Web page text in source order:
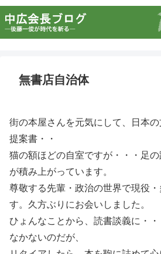
無書店自治体
街の本屋さんを元気にして、日本
提案書・・
猫の額ほどの自室ですが・・・足
が積み上がっています。
尊敬する先輩・政治の世界で現役
す。久方ぶりにお会いしました。
ひょんなことから、読書談義に・
なかないのだが、